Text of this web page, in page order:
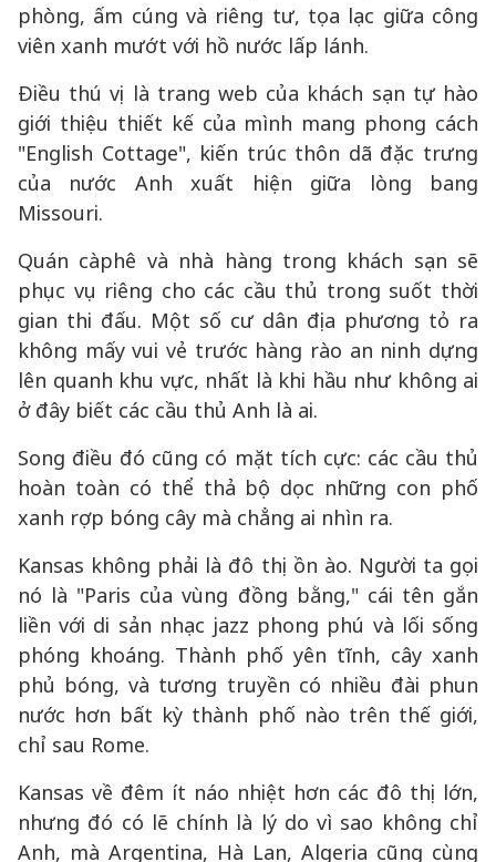
phòng, ấm cúng và riêng tư, tọa lạc giữa công
viên xanh mướt với hồ nước lấp lánh.
Điều thú vị là trang web của khách sạn tự hào
giới thiệu thiết kế của mình mang phong cách
"English Cottage", kiến trúc thôn dã đặc trưng
của nước Anh xuất hiện giữa lòng bang
Missouri.
Quán càphê và nhà hàng trong khách sạn sẽ
phục vụ riêng cho các cầu thủ trong suốt thời
gian thi đấu. Một số cư dân địa phương tỏ ra
không mấy vui vẻ trước hàng rào an ninh dựng
lên quanh khu vực, nhất là khi hầu như không ai
ở đây biết các cầu thủ Anh là ai.
Song điều đó cũng có mặt tích cực: các cầu thủ
hoàn toàn có thể thả bộ dọc những con phố
xanh rợp bóng cây mà chẳng ai nhìn ra.
Kansas không phải là đô thị ồn ào. Người ta gọi
nó là "Paris của vùng đồng bằng," cái tên gắn
liền với di sản nhạc jazz phong phú và lối sống
phóng khoáng. Thành phố yên tĩnh, cây xanh
phủ bóng, và tương truyền có nhiều đài phun
nước hơn bất kỳ thành phố nào trên thế giới,
chỉ sau Rome.
Kansas về đêm ít náo nhiệt hơn các đô thị lớn,
nhưng đó có lẽ chính là lý do vì sao không chỉ
Anh, mà Argentina, Hà Lan, Algeria cũng cùng